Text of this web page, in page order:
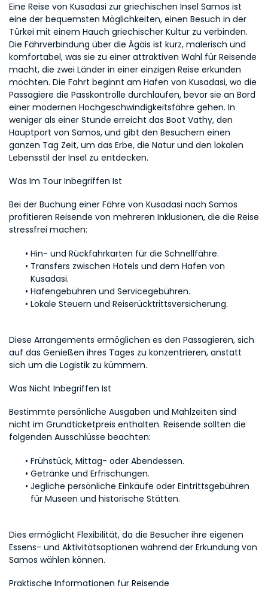
Eine Reise von Kusadasi zur griechischen Insel Samos ist
eine der bequemsten Möglichkeiten, einen Besuch in der
Türkei mit einem Hauch griechischer Kultur zu verbinden.
Die Fährverbindung über die Ägäis ist kurz, malerisch und
komfortabel, was sie zu einer attraktiven Wahl für Reisende
macht, die zwei Länder in einer einzigen Reise erkunden
möchten. Die Fahrt beginnt am Hafen von Kusadasi, wo die
Passagiere die Passkontrolle durchlaufen, bevor sie an Bord
einer modernen Hochgeschwindigkeitsfähre gehen. In
weniger als einer Stunde erreicht das Boot Vathy, den
Hauptport von Samos, und gibt den Besuchern einen
ganzen Tag Zeit, um das Erbe, die Natur und den lokalen
Lebensstil der Insel zu entdecken.
Was Im Tour Inbegriffen Ist
Bei der Buchung einer Fähre von Kusadasi nach Samos
profitieren Reisende von mehreren Inklusionen, die die Reise
stressfrei machen:
Hin- und Rückfahrkarten für die Schnellfähre.
Transfers zwischen Hotels und dem Hafen von
Kusadasi.
Hafengebühren und Servicegebühren.
Lokale Steuern und Reiserücktrittsversicherung.
Diese Arrangements ermöglichen es den Passagieren, sich
auf das Genießen ihres Tages zu konzentrieren, anstatt
sich um die Logistik zu kümmern.
Was Nicht Inbegriffen Ist
Bestimmte persönliche Ausgaben und Mahlzeiten sind
nicht im Grundticketpreis enthalten. Reisende sollten die
folgenden Ausschlüsse beachten:
Frühstück, Mittag- oder Abendessen.
Getränke und Erfrischungen.
Jegliche persönliche Einkäufe oder Eintrittsgebühren
für Museen und historische Stätten.
Dies ermöglicht Flexibilität, da die Besucher ihre eigenen
Essens- und Aktivitätsoptionen während der Erkundung von
Samos wählen können.
Praktische Informationen für Reisende